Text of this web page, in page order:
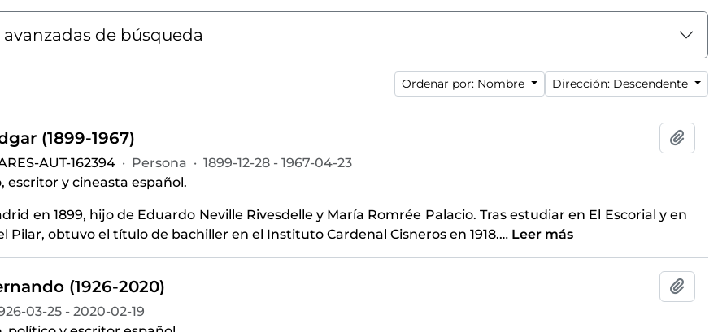
de búsqueda
Ordenar por: Nombre Dirección: Descendente
(1899-1967)
AUT-162394 · Persona · 1899-12-28 - 1967-04-23
escritor y cineasta español.
en 1899, hijo de Eduardo Neville Rivesdelle y María Romrée Palacio. Tras estudiar en El Escorial y en
Pilar, obtuvo el título de bachiller en el Instituto Cardenal Cisneros en 1918.… Leer más
(1926-2020)
03-25 - 2020-02-19